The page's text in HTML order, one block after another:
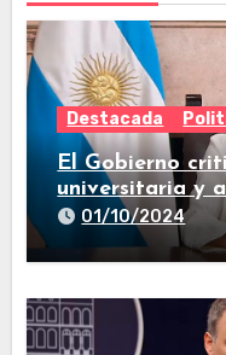
Destacada
El Gobierno
universitaria y
están todos
01/10/2024